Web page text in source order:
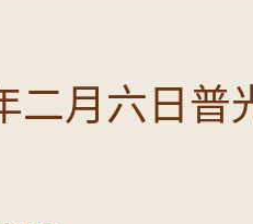
二月六日普